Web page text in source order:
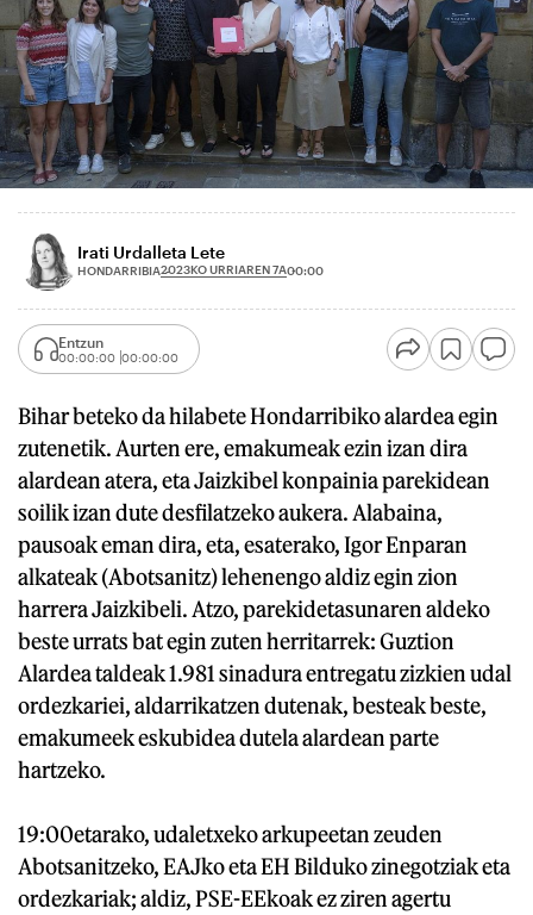
Irati Urdalleta Lete
HONDARRIBIA2023KO URRIAREN 7A00:00
Entzun
00:00:00 00:00:00
Bihar beteko da hilabete Hondarribiko alardea egin
zutenetik. Aurten ere, emakumeak ezin izan dira
alardean atera, eta Jaizkibel konpainia parekidean
soilik izan dute desfilatzeko aukera. Alabaina,
pausoak eman dira, eta, esaterako, Igor Enparan
alkateak (Abotsanitz) lehenengo aldiz egin zion
harrera Jaizkibeli. Atzo, parekidetasunaren aldeko
beste urrats bat egin zuten herritarrek: Guztion
Alardea taldeak 1.981 sinadura entregatu zizkien udal
ordezkariei, aldarrikatzen dutenak, besteak beste,
emakumeek eskubidea dutela alardean parte
hartzeko.
19:00etarako, udaletxeko arkupeetan zeuden
Abotsanitzeko, EAJko eta EH Bilduko zinegotziak eta
ordezkariak; aldiz, PSE-EEkoak ez ziren agertu